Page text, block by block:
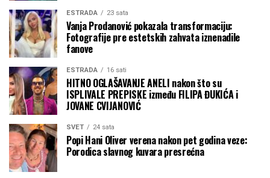
ESTRADA 23 sata
Vanja Prodanović pokazala transformaciju:
Fotografije pre estetskih zahvata iznenadile
fanove
ESTRADA 16 sati
HITNO OGLAŠAVANJE ANELI nakon što su
ISPLIVALE PREPISKE između FILIPA ĐUKIĆA i
JOVANE CVIJANOVIĆ
SVET 24 sata
Popi Hani Oliver verena nakon pet godina veze:
Porodica slavnog kuvara presrećna